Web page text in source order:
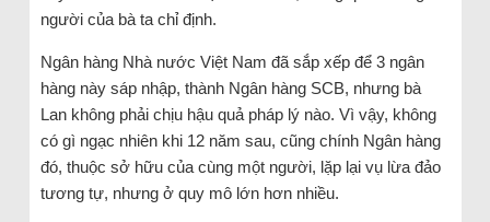
người của bà ta chỉ định.
Ngân hàng Nhà nước Việt Nam đã sắp xếp để 3 ngân
hàng này sáp nhập, thành Ngân hàng SCB, nhưng bà
Lan không phải chịu hậu quả pháp lý nào. Vì vậy, không
có gì ngạc nhiên khi 12 năm sau, cũng chính Ngân hàng
đó, thuộc sở hữu của cùng một người, lặp lại vụ lừa đảo
tương tự, nhưng ở quy mô lớn hơn nhiều.